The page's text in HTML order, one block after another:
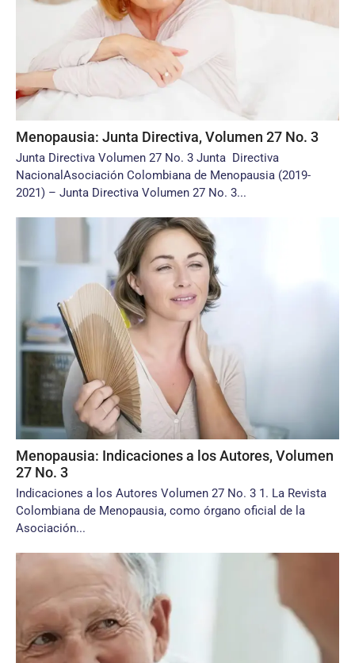
Menopausia: Junta Directiva, Volumen 27 No. 3
Junta Directiva Volumen 27 No. 3 Junta Directiva
NacionalAsociación Colombiana de Menopausia (2019-
2021) – Junta Directiva Volumen 27 No. 3...
Menopausia: Indicaciones a los Autores, Volumen
27 No. 3
Indicaciones a los Autores Volumen 27 No. 3 1. La Revista
Colombiana de Menopausia, como órgano oficial de la
Asociación...